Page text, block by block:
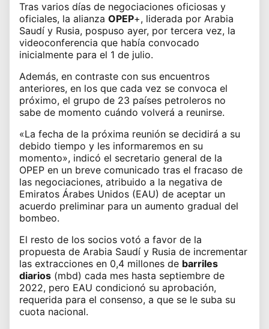
Tras varios días de negociaciones oficiosas y
oficiales, la alianza OPEP+, liderada por Arabia
Saudí y Rusia, pospuso ayer, por tercera vez, la
videoconferencia que había convocado
inicialmente para el 1 de julio.
Además, en contraste con sus encuentros
anteriores, en los que cada vez se convoca el
próximo, el grupo de 23 países petroleros no
sabe de momento cuándo volverá a reunirse.
«La fecha de la próxima reunión se decidirá a su
debido tiempo y les informaremos en su
momento», indicó el secretario general de la
OPEP en un breve comunicado tras el fracaso de
las negociaciones, atribuido a la negativa de
Emiratos Árabes Unidos (EAU) de aceptar un
acuerdo preliminar para un aumento gradual del
bombeo.
El resto de los socios votó a favor de la
propuesta de Arabia Saudí y Rusia de incrementar
las extracciones en 0,4 millones de barriles
diarios (mbd) cada mes hasta septiembre de
2022, pero EAU condicionó su aprobación,
requerida para el consenso, a que se le suba su
cuota nacional.